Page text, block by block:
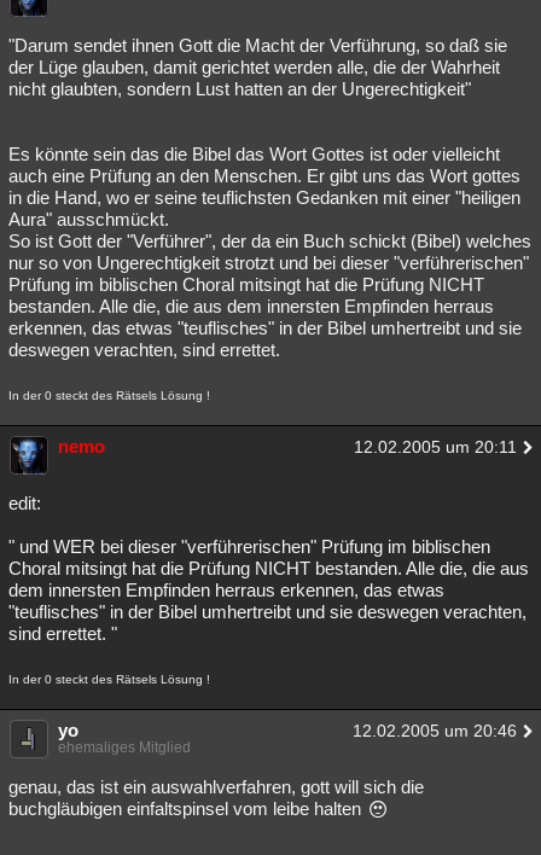
"Darum sendet ihnen Gott die Macht der Verführung, so daß sie
der Lüge glauben, damit gerichtet werden alle, die der Wahrheit
nicht glaubten, sondern Lust hatten an der Ungerechtigkeit"
Es könnte sein das die Bibel das Wort Gottes ist oder vielleicht
auch eine Prüfung an den Menschen. Er gibt uns das Wort gottes
in die Hand, wo er seine teuflichsten Gedanken mit einer "heiligen
Aura" ausschmückt.
So ist Gott der "Verführer", der da ein Buch schickt (Bibel) welches
nur so von Ungerechtigkeit strotzt und bei dieser "verführerischen"
Prüfung im biblischen Choral mitsingt hat die Prüfung NICHT
bestanden. Alle die, die aus dem innersten Empfinden herraus
erkennen, das etwas "teuflisches" in der Bibel umhertreibt und sie
deswegen verachten, sind errettet.
In der 0 steckt des Rätsels Lösung !
nemo 12.02.2005 um 20:11
edit:
" und WER bei dieser "verführerischen" Prüfung im biblischen
Choral mitsingt hat die Prüfung NICHT bestanden. Alle die, die aus
dem innersten Empfinden herraus erkennen, das etwas
"teuflisches" in der Bibel umhertreibt und sie deswegen verachten,
sind errettet. "
In der 0 steckt des Rätsels Lösung !
yo 12.02.2005 um 20:46
ehemaliges Mitglied
genau, das ist ein auswahlverfahren, gott will sich die
buchgläubigen einfaltspinsel vom leibe halten